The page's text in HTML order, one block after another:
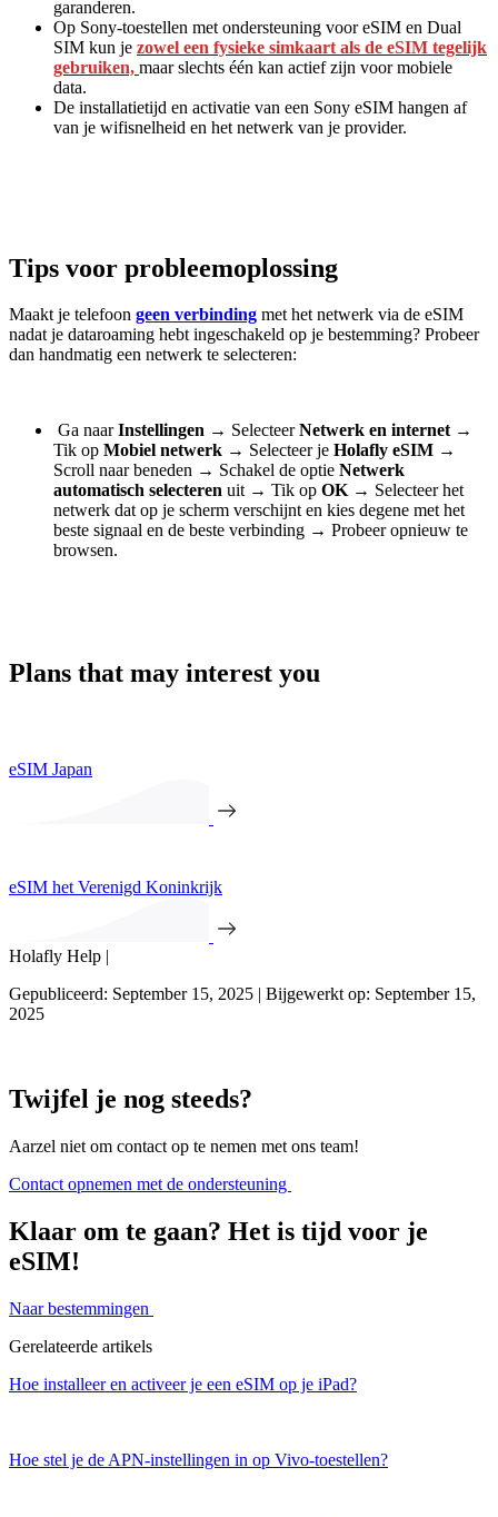
garanderen.
Op Sony-toestellen met ondersteuning voor eSIM en Dual
SIM kun je zowel een fysieke simkaart als de eSIM tegelijk
gebruiken, maar slechts één kan actief zijn voor mobiele
data.
De installatietijd en activatie van een Sony eSIM hangen af
van je wifisnelheid en het netwerk van je provider.
Tips voor probleemoplossing
Maakt je telefoon geen verbinding met het netwerk via de eSIM
nadat je dataroaming hebt ingeschakeld op je bestemming? Probeer
dan handmatig een netwerk te selecteren:
Ga naarInstellingen → SelecteerNetwerk en internet →
Tik op Mobiel netwerk → Selecteer je Holafly eSIM →
Scroll naar beneden → Schakel de optie Netwerk
automatisch selecteren uit → Tik op OK → Selecteer het
netwerk dat op je scherm verschijnt en kies degene met het
beste signaal en de beste verbinding → Probeer opnieuw te
browsen.
Plans that may interest you
eSIM Japan
eSIM het Verenigd Koninkrijk
Holafly Help |
Gepubliceerd: September 15, 2025 | Bijgewerkt op: September 15,
2025
Twijfel je nog steeds?
Aarzel niet om contact op te nemen met ons team!
Contact opnemen met de ondersteuning
Klaar om te gaan? Het is tijd voor je
eSIM!
Naar bestemmingen
Gerelateerde artikels
Hoe installeer en activeer je een eSIM op je iPad?
Hoe stel je de APN-instellingen in op Vivo-toestellen?